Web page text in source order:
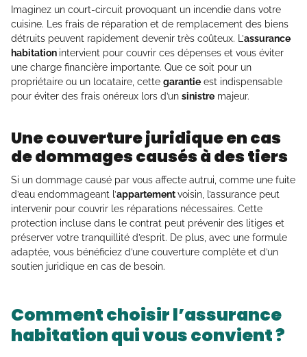
Imaginez un court-circuit provoquant un incendie dans votre
cuisine. Les frais de réparation et de remplacement des biens
détruits peuvent rapidement devenir très coûteux. L’assurance
habitation intervient pour couvrir ces dépenses et vous éviter
une charge financière importante. Que ce soit pour un
propriétaire ou un locataire, cette garantie est indispensable
pour éviter des frais onéreux lors d’un sinistre majeur.
Une couverture juridique en cas
de dommages causés à des tiers
Si un dommage causé par vous affecte autrui, comme une fuite
d’eau endommageant l’appartementvoisin, l’assurance peut
intervenir pour couvrir les réparations nécessaires. Cette
protection incluse dans le contrat peut prévenir des litiges et
préserver votre tranquillité d’esprit. De plus, avec une formule
adaptée, vous bénéficiez d’une couverture complète et d’un
soutien juridique en cas de besoin.
Comment choisir l’assurance
habitation qui vous convient ?